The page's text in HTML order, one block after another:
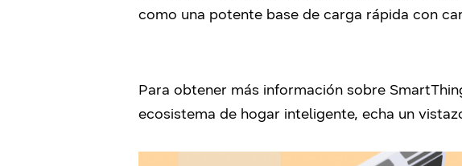
como una potente base de carga rápida con
Para obtener más información sobre
ecosistema de hogar inteligente, echa un